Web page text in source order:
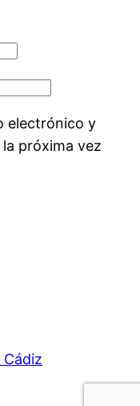
electrónico y
próxima vez
Cádiz